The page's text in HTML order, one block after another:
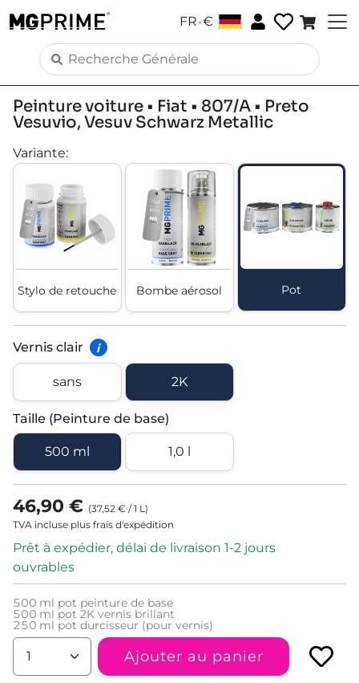
FR .€
Peinture voiture • Fiat • 807/A • Preto
Vesuvio, Vesuv Schwarz Metallic
Variante:
Stylo de retouche Bombe aérosol Pot
Vernis clair i
sans 2K
Taille (Peinture de base)
500 ml 1,0 l
46,90 € (37,52 € /1 L )
TVA incluse plus frais d'expédition
Prêt à expédier, délai de livraison 1-2 jours
ouvrables
500 ml pot peinture de base
500 ml pot 2K vernis brillant
250 ml pot durcisseur (pour vernis)
Ajouter au panier